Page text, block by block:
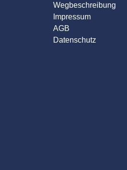
Wegbeschreibung
Impressum
AGB
Datenschutz